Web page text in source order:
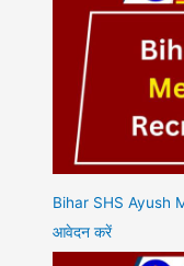
Bihar SHS Ayush
आवेदन करें